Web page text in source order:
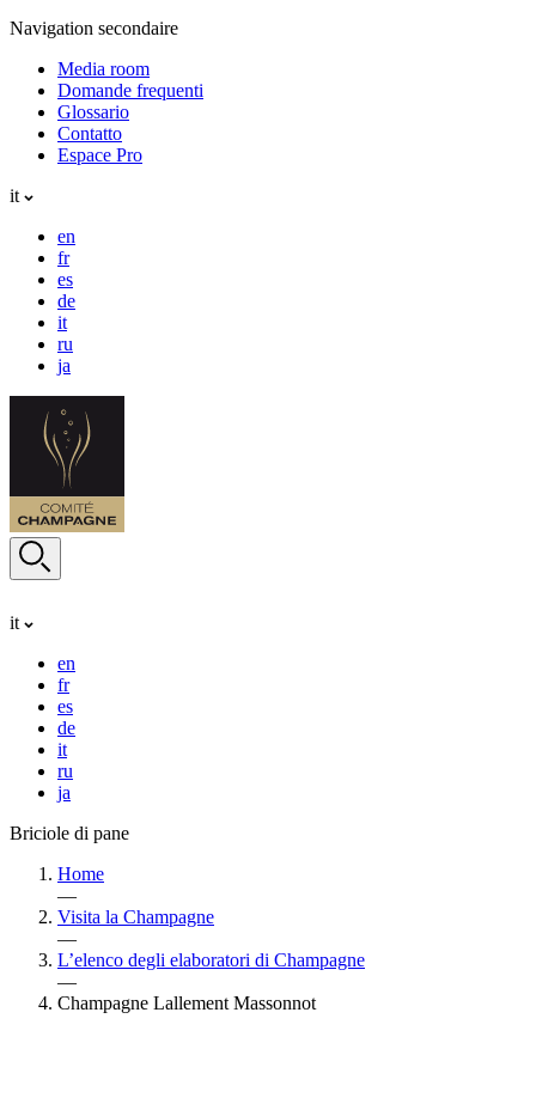
Navigation secondaire
Media room
Domande frequenti
Glossario
Contatto
Espace Pro
it
en
fr
es
de
it
ru
ja
it
en
fr
es
de
it
ru
ja
Briciole di pane
Home
—
Visita la Champagne
—
L’elenco degli elaboratori di Champagne
—
Champagne Lallement Massonnot